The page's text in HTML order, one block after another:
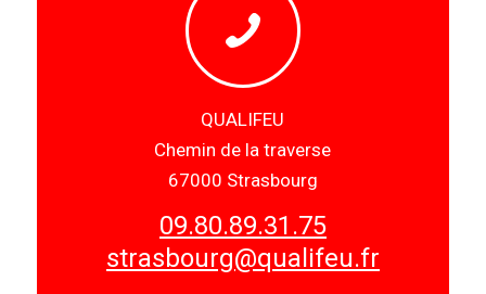
QUALIFEU
Chemin de la traverse
67000 Strasbourg
09.80.89.31.75
strasbourg@qualifeu.fr